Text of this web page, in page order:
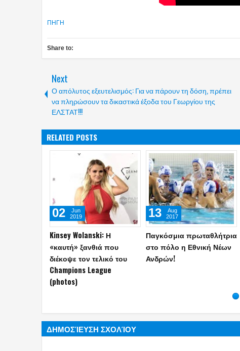
ΠΗΓΗ
Share to:
Next
Ο απόλυτος εξευτελισμός: Για να πάρουν τη δόση, πρέπει
να πληρώσουν τα δικαστικά έξοδα του Γεωργίου της
ΕΛΣΤΑΤ!!!
RELATED POSTS
Στον τελικό Μάριος και
Ντάνος! (videos)
05
Jul
2017
Το τραγούδι-παρωδία για
τον τελικό του Survivor
που έγινε viral (video)
04
Jul
2017
ΔΗΜΟΣΊΕΥΣΗ ΣΧΟΛΊΟΥ